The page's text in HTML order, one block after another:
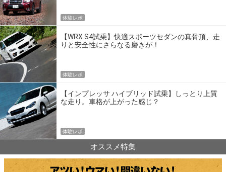
体験レポ
【WRX S4試乗】快適スポーツセダンの真骨頂、走
りと安全性にさらなる磨きが！
体験レポ
【インプレッサ ハイブリッド試乗】しっとり上質
な走り。車格が上がった感じ？
体験レポ
オススメ特集